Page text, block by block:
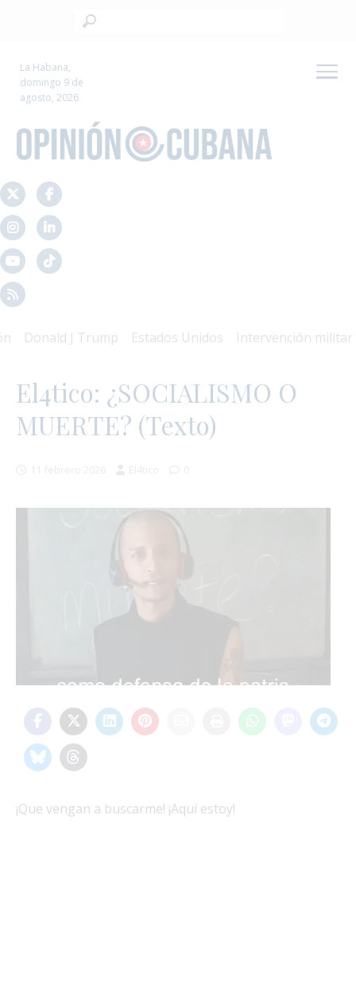
La Habana,
domingo 9 de
agosto, 2026
Donald J Trump Estados Unidos Intervención militar
El4tico: ¿SOCIALISMO O
MUERTE? (Texto)
¡Que vengan a buscarme! ¡Aquí estoy!